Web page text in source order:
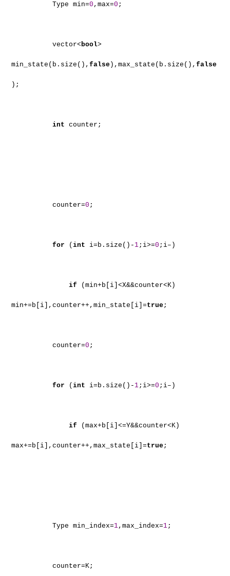
Type min=0 ,max=0 ;
vector<bool>
min_state(b.size(), false ),max_state(b.size(), false
);
int counter;
counter=0 ;
for ( int i=b.size()- 1;i>=0 ;i–)
if (min+b[i]<X&&counter<K)
min+=b[i],counter++,min_state[i]=true;
counter=0 ;
for ( int i=b.size()- 1;i>=0 ;i–)
if (max+b[i]<=Y&&counter<K)
max+=b[i],counter++,max_state[i]=true;
Type min_index=1,max_index=1;
counter=K;